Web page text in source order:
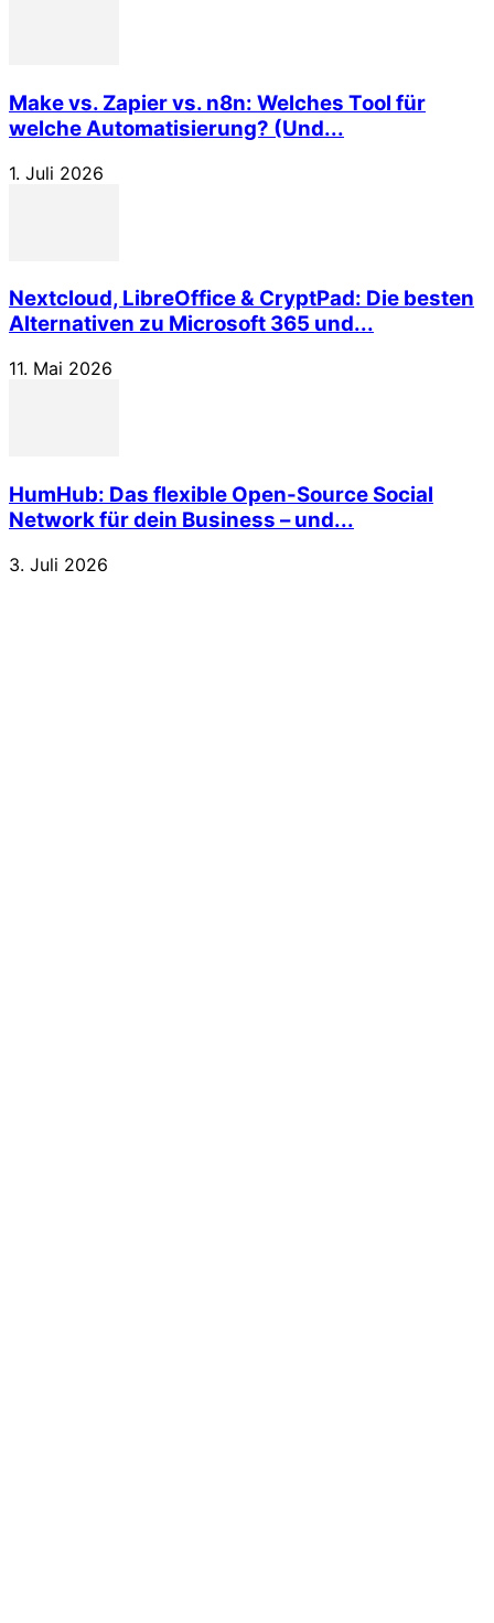
Make vs. Zapier vs. n8n: Welches Tool für
welche Automatisierung? (Und...
1. Juli 2026
Nextcloud, LibreOffice & CryptPad: Die besten
Alternativen zu Microsoft 365 und...
11. Mai 2026
HumHub: Das flexible Open-Source Social
Network für dein Business – und...
3. Juli 2026